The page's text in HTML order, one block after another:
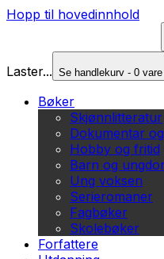
Hopp til hovedinnhold
Laster... Se handlekurv - 0 vare
Bøker
Skjønnlitteratur
Dokumentar
Hobby og fritid
Barn og
Ung voksen
Serieromaner
Fagbøker
Skolebøker
Forfattere